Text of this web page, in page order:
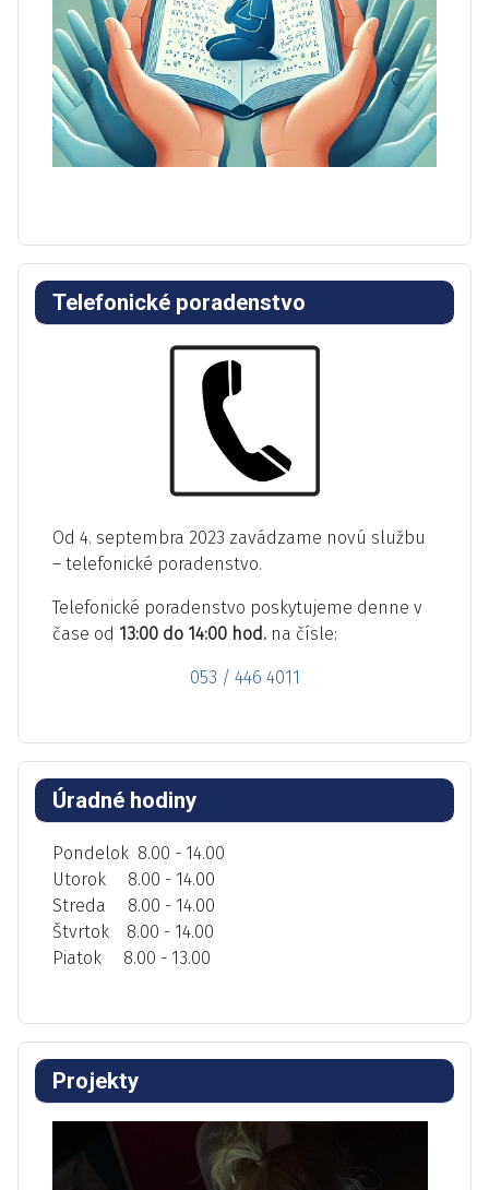
Telefonické poradenstvo
Od 4. septembra 2023 zavádzame novú službu
– telefonické poradenstvo.
Telefonické poradenstvo poskytujeme denne v
čase od 13:00 do 14:00 hod. na čísle:
053 / 446 4011
Úradné hodiny
Pondelok 8.00 - 14.00
Utorok 8.00 - 14.00
Streda 8.00 - 14.00
Štvrtok 8.00 - 14.00
Piatok 8.00 - 13.00
Projekty